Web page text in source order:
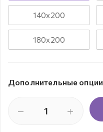
140х200
180х200
Дополнительные опции